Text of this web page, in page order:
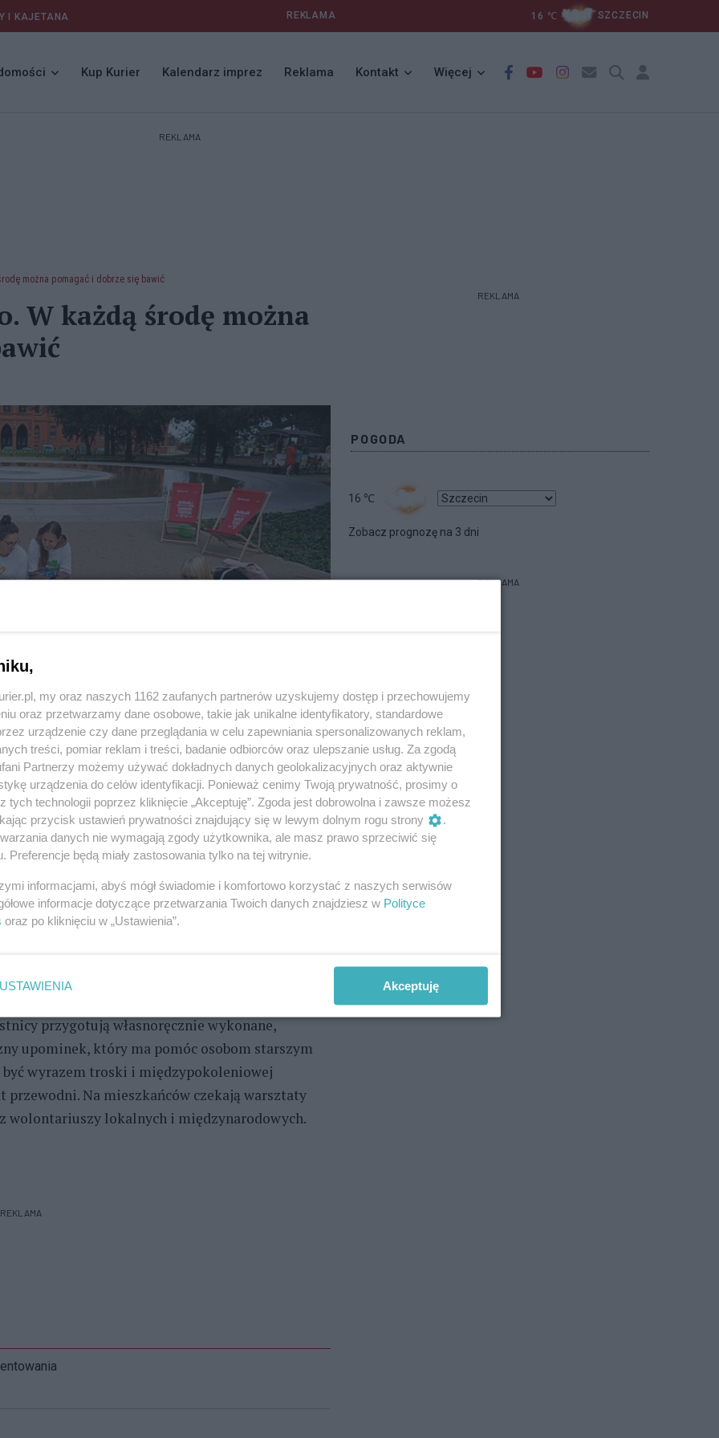
I KAJETANA REKLAMA 16 ℃ SZCZECIN
Kup Kurier Kalendarz imprez Reklama Kontakt Więcej
REKLAMA
można pomagać i dobrze się bawić
W każdą środę można
w cyklu „Lato na Placu Batorego – wskakuj w wolontariat”. Fot.
kolorowych wachlarzy dla seniorów,
na rzecz lokalnej społeczności – tak
w Szczecinie. Stowarzyszenie POLITES
„Lato na Placu Batorego – wskakuj
godz. 16-18 przy fontannie przed Czerwonym
jest pokazanie, iż wolontariat może być
ciekawy sposób na spędzenie letniego
podczas których wspólnie wykonywano
przygotują własnoręcznie wykonane,
upominek, który ma pomóc osobom starszym
wyrazem troski i międzypokoleniowej
Na mieszkańców czekają warsztaty
wolontariuszy lokalnych i międzynarodowych.
REKLAMA
REKLAMA
POGODA
16 ℃
Zobacz prognozę na 3 dni
REKLAMA
my oraz naszych 1162 zaufanych partnerów uzyskujemy dostęp i przechowujemy
oraz przetwarzamy dane osobowe, takie jak unikalne identyfikatory, standardowe
urządzenie czy dane przeglądania w celu zapewniania spersonalizowanych reklam,
treści, pomiar reklam i treści, badanie odbiorców oraz ulepszanie usług. Za zgodą
Partnerzy możemy używać dokładnych danych geolokalizacyjnych oraz aktywnie
urządzenia do celów identyfikacji. Ponieważ cenimy Twoją prywatność, prosimy o
tych technologii poprzez kliknięcie „Akceptuję”. Zgoda jest dobrowolna i zawsze możesz
przycisk ustawień prywatności znajdujący się w lewym dolnym rogu strony
danych nie wymagają zgody użytkownika, ale masz prawo sprzeciwić się
Preferencje będą miały zastosowania tylko na tej witrynie.
informacjami, abyś mógł świadomie i komfortowo korzystać z naszych serwisów
informacje dotyczące przetwarzania Twoich danych znajdziesz w Polityce
oraz po kliknięciu w „Ustawienia”.
USTAWIENIA Akceptuję